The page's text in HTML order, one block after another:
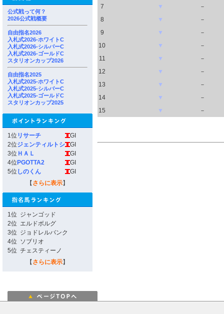
公式戦って何？
2026公式戦概要
自由指名2026
入札式2026-ホワイトC
入札式2026-シルバーC
入札式2026-ゴールドC
スタリオンカップ2026
自由指名2025
入札式2025-ホワイトC
入札式2025-シルバーC
入札式2025-ゴールドC
スタリオンカップ2025
1位 リサーチ
GI
2位ジェンティルトシ
GI
3位 ＨＡＬ
GI
4位 PGOTTA2
GI
5位 しのくん
GI
【 さらに表示】
1位 ジャンゴッド
2位 エルドボルグ
3位 ジョドレルバンク
4位 ソブリオ
5位 チェスティーノ
【 さらに表示】
7
▼
－
8
▼
－
9
▼
－
10
▼
－
11
▼
－
12
▼
－
13
▼
－
14
▼
－
15
▼ －